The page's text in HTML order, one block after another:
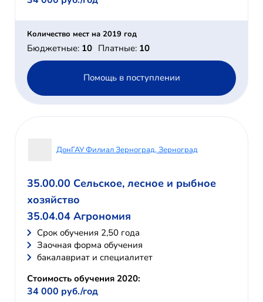
Количество мест на 2019 год
Бюджетные: 10 Платные: 10
Помощь в поступлении
ДонГАУ Филиал Зерноград, Зерноград
35.00.00 Сельское, лесное и рыбное
хозяйство
35.04.04 Агрономия
Cрок обучения 2,50 года
Заочная форма обучения
бакалавриат и специалитет
Стоимость обучения 2020:
34 000 руб./год